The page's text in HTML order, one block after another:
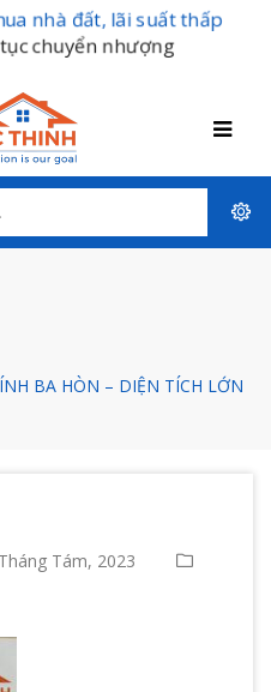
nhà đất, lãi suất thấp
chuyển nhượng
BA HÒN – DIỆN TÍCH LỚN
Tám, 2023